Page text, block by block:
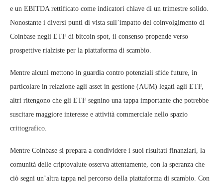
e un EBITDA rettificato come indicatori chiave di un trimestre solido.
Nonostante i diversi punti di vista sull’impatto del coinvolgimento di
Coinbase negli ETF di bitcoin spot, il consenso propende verso
prospettive rialziste per la piattaforma di scambio.
Mentre alcuni mettono in guardia contro potenziali sfide future, in
particolare in relazione agli asset in gestione (AUM) legati agli ETF,
altri ritengono che gli ETF segnino una tappa importante che potrebbe
suscitare maggiore interesse e attività commerciale nello spazio
crittografico.
Mentre Coinbase si prepara a condividere i suoi risultati finanziari, la
comunità delle criptovalute osserva attentamente, con la speranza che
ciò segni un’altra tappa nel percorso della piattaforma di scambio. Con